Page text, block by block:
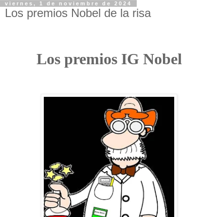
viernes, 1 de noviembre de 2024
Los premios Nobel de la risa
Los premios IG Nobel